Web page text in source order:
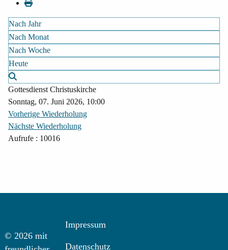
Nach Jahr
Nach Monat
Nach Woche
Heute
Gottesdienst Christuskirche
Sonntag, 07. Juni 2026, 10:00
Vorherige Wiederholung
Nächste Wiederholung
Aufrufe : 10016
© 2026 mit
Impressum
Datenschutz